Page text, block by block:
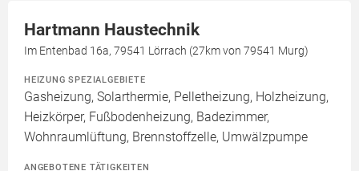
Hartmann Haustechnik
Im Entenbad 16a, 79541 Lörrach (27km von 79541 Murg)
HEIZUNG SPEZIALGEBIETE
Gasheizung, Solarthermie, Pelletheizung, Holzheizung,
Heizkörper, Fußbodenheizung, Badezimmer,
Wohnraumlüftung, Brennstoffzelle, Umwälzpumpe
ANGEBOTENE TÄTIGKEITEN